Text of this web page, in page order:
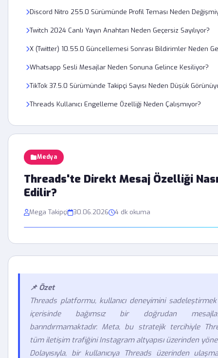
Medya
Threads'te Direkt Mesaj Özelliği
Edilir?
Mega Takipçi 30.06.2026 4 dk okuma
📌 Özet
Threads platformu, kullanıcı deneyimini
içerisinde bağımsız bir doğrudan
barındırmamaktadır. Meta, bu stratejik tercihiyle
tüm iletişim trafiğini Instagram altyapısı üzerinden
Dolayısıyla, bir kullanıcıya Threads üzerinden
Discord Nitro 255.0 Sürümünde Profil Teması Neden
Twitch 2024 Canlı Yayın Anahtarı Neden Geçersiz Sayılıyor?
X (Twitter) 10.55.0 Güncellemesi Sonrası Bildirimler Neden
Whatsapp Sesli Mesajlar Neden Sonuna Gelince Kesiliyor?
TikTok 37.5.0 Sürümünde Takipçi Sayısı Neden Düşük
Threads Kullanıcı Engelleme Özelliği Neden Çalışmıyor?